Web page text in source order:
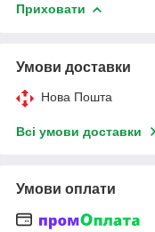
Приховати
Умови доставки
Нова Пошта
Всі умови доставки
Умови оплати